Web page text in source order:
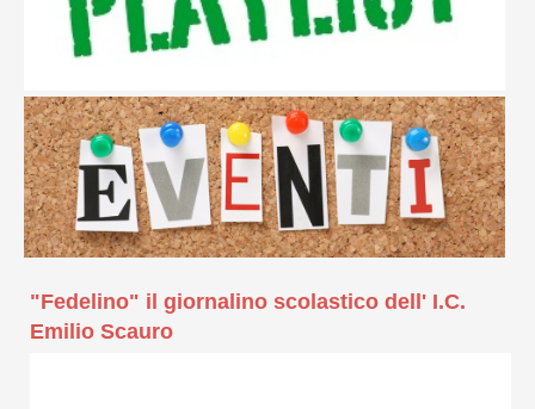
"Fedelino" il giornalino scolastico dell' I.C.
Emilio Scauro